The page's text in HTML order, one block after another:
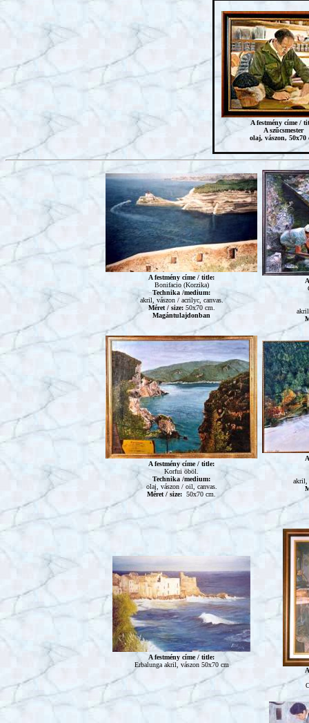
A festmény címe /
A szűcsmester
olaj, vászon, 50x70
A festmény címe / title:
Bonifacio (Korzika)
Technika /medium:
akril, vászon / acrilyc, canvas.
Méret / size:50x70 cm.
Magántulajdonban
A festmény címe / title:
Korfui öböl.
Technika /medium:
olaj, vászon / oil, canvas.
Méret / size: 50x70 cm.
akril,
A festmény címe / title:
Erbalunga akril, vászon 50x70 cm